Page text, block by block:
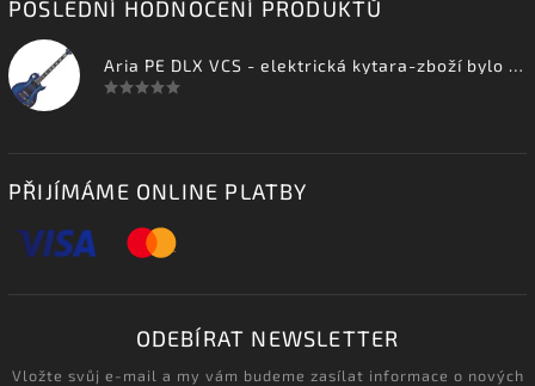
POSLEDNÍ HODNOCENÍ PRODUKTŮ
Aria PE DLX VCS - elektrická kytara-zboží bylo vystaveno na prodejně
PŘIJÍMÁME ONLINE PLATBY
ODEBÍRAT NEWSLETTER
Vložte svůj e-mail a my vám budeme zasílat informace o nových